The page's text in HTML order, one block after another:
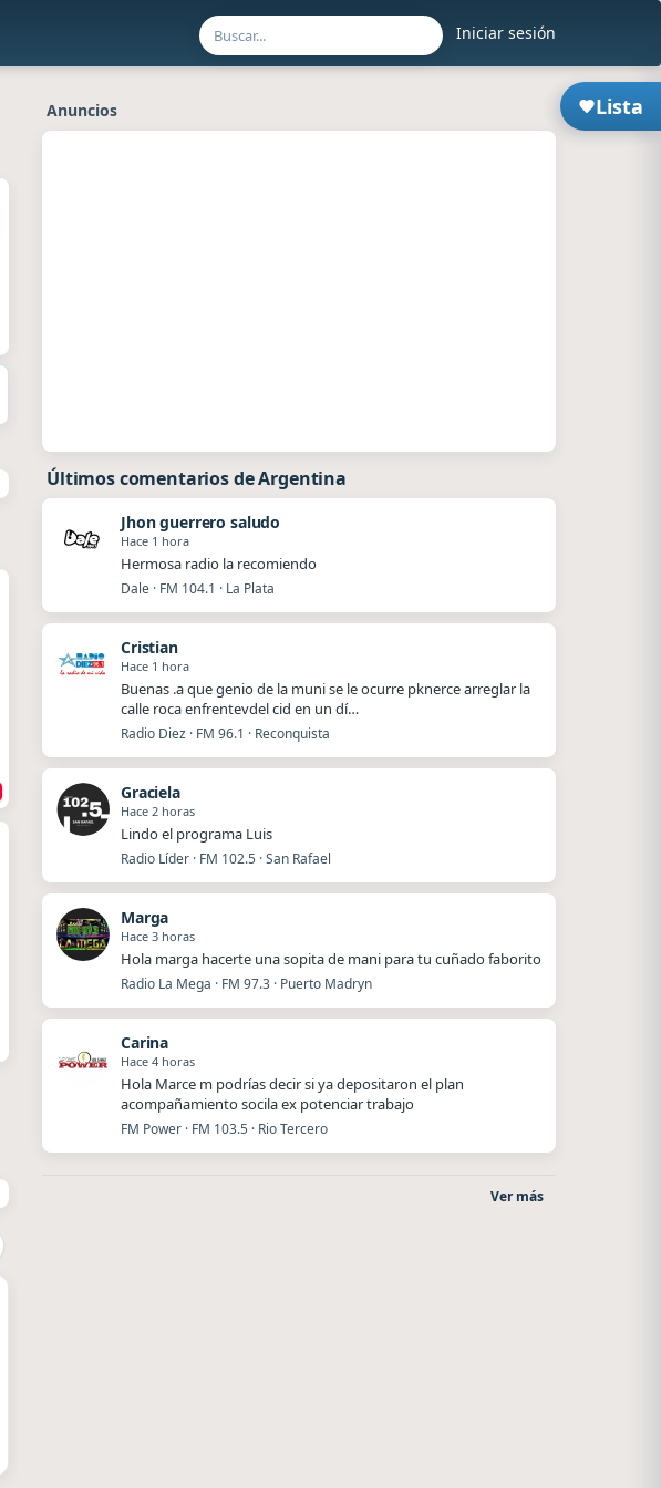
Iniciar sesión
Lista
Anuncios
Últimos comentarios de Argentina
Jhon guerrero saludo
Hace 1 hora
Hermosa radio la recomiendo
Dale · FM 104.1 · La Plata
Cristian
Hace 1 hora
Buenas .a que genio de la muni se le ocurre pknerce arreglar la
calle roca enfrentevdel cid en un dí…
Radio Diez · FM 96.1 · Reconquista
Graciela
Hace 2 horas
Lindo el programa Luis
Radio Líder · FM 102.5 · San Rafael
Marga
Hace 3 horas
Hola marga hacerte una sopita de mani para tu cuñado faborito
Radio La Mega · FM 97.3 · Puerto Madryn
Carina
Hace 4 horas
Hola Marce m podrías decir si ya depositaron el plan
acompañamiento socila ex potenciar trabajo
FM Power · FM 103.5 · Rio Tercero
Ver más